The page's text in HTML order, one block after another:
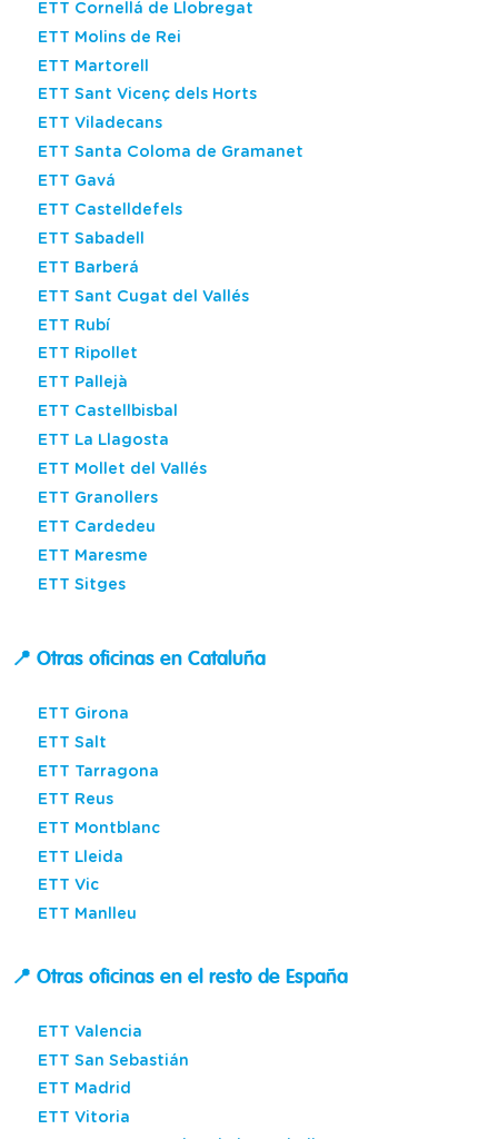
ETT Cornellá de Llobregat
ETT Molins de Rei
ETT Martorell
ETT Sant Vicenç dels Horts
ETT Viladecans
ETT Santa Coloma de Gramanet
ETT Gavá
ETT Castelldefels
ETT Sabadell
ETT Barberá
ETT Sant Cugat del Vallés
ETT Rubí
ETT Ripollet
ETT Pallejà
ETT Castellbisbal
ETT La Llagosta
ETT Mollet del Vallés
ETT Granollers
ETT Cardedeu
ETT Maresme
ETT Sitges
📍 Otras oficinas en Cataluña
ETT Girona
ETT Salt
ETT Tarragona
ETT Reus
ETT Montblanc
ETT Lleida
ETT Vic
ETT Manlleu
📍 Otras oficinas en el resto de España
ETT Valencia
ETT San Sebastián
ETT Madrid
ETT Vitoria